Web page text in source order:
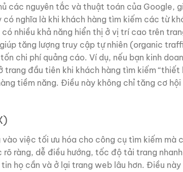
các nguyên tắc và thuật toán của Google,
nghĩa là khi khách hàng tìm kiếm các từ
nhiều khả năng hiển thị ở vị trí cao trên
tăng lượng truy cập tự nhiên (organic
chi phí quảng cáo. Ví dụ, nếu bạn kinh
đầu tiên khi khách hàng tìm kiếm “thiết
tiềm năng. Điều này không chỉ tăng cơ hội
việc tối ưu hóa cho công cụ tìm kiếm mà
ràng, dễ điều hướng, tốc độ tải trang
họ cần và ở lại trang web lâu hơn. Điều